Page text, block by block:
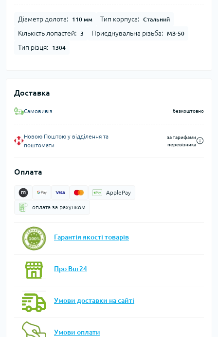
Діаметр долота: 110 мм Тип корпуса: Стальний
Кількість лопастей: 3 Приєднувальна різьба: МЗ-50
Тип різця: 1304
Доставка
Самовивіз безкоштовно
Новою Поштою у відділення та
поштомати
за тарифами
перевізника
Оплата
ApplePay
оплата за рахунком
Гарантія якості товарів
Про Bur24
Умови доставки на сайті
Умови оплати